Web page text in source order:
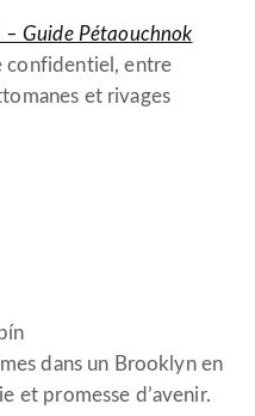
– Guide Pétaouchnok
confidentiel, entre
et rivages
dans un Brooklyn en
et promesse d’avenir.